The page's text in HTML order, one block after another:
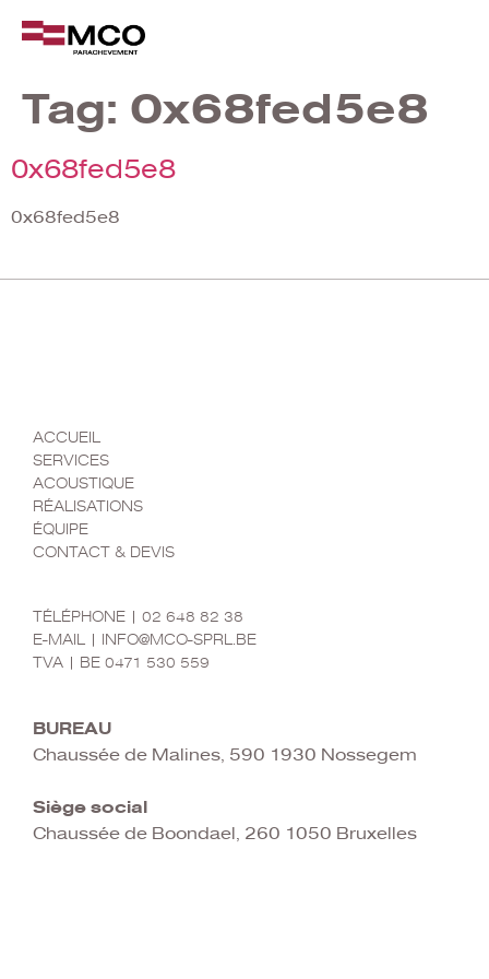
Tag: 0x68fed5e8
0x68fed5e8
0x68fed5e8
ACCUEIL
SERVICES
ACOUSTIQUE
RÉALISATIONS
ÉQUIPE
CONTACT & DEVIS
TÉLÉPHONE | 02 648 82 38
E-MAIL | INFO@MCO-SPRL.BE
TVA | BE 0471 530 559
BUREAU
Chaussée de Malines, 590 1930 Nossegem
Siège social
Chaussée de Boondael, 260 1050 Bruxelles